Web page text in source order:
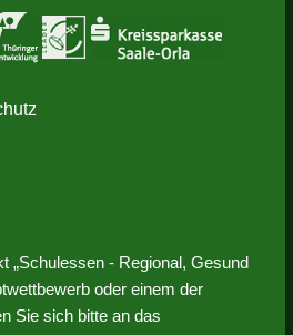
„Schulessen - Regional, Gesund
oder einem der
Sie sich bitte an das